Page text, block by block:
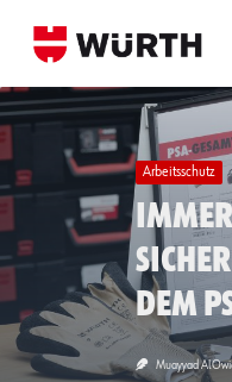
Arbeitsschutz
dem
Muayyad